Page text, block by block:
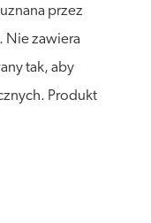
przez
Nie zawiera
tak, aby
Produkt